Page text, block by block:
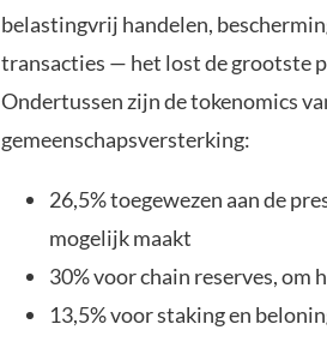
belastingvrij handelen,
transacties — het lost de grootste
Ondertussen zijn de tokenomics
gemeenschapsversterking:
26,5% toegewezen aan de
mogelijk maakt
30% voor chain reserves, om
13,5% voor staking en